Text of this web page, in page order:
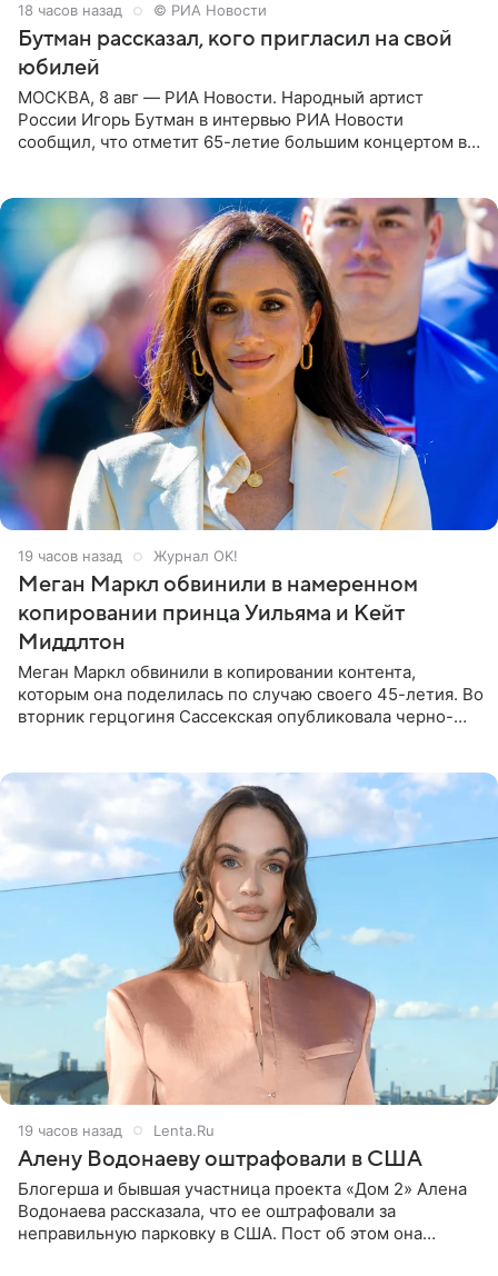
18 часов назад © РИА Новости
Бутман рассказал, кого пригласил на свой
юбилей
МОСКВА, 8 авг — РИА Новости. Народный артист
России Игорь Бутман в интервью РИА Новости
сообщил, что отметит 65-летие большим концертом в
19 часов назад Журнал OK!
Меган Маркл обвинили в намеренном
копировании принца Уильяма и Кейт
Миддлтон
Меган Маркл обвинили в копировании контента,
которым она поделилась по случаю своего 45-летия. Во
вторник герцогиня Сассекская опубликовала черно-
19 часов назад Lenta.Ru
Алену Водонаеву оштрафовали в США
Блогерша и бывшая участница проекта «Дом 2» Алена
Водонаева рассказала, что ее оштрафовали за
неправильную парковку в США. Пост об этом она